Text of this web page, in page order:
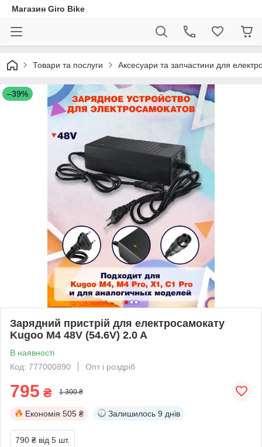
Магазин Giro Bike
Товари та послуги Аксесуари та запчастини для
–39%
Зарядний пристрій для електросамокату
Kugoo M4 48V (54.6V) 2.0 A
В наявності
Код: 777000890
Опт і роздріб
795 ₴ 1 300 ₴
Економія 505 ₴ Залишилось 9 днів
790 ₴ від 5 шт.